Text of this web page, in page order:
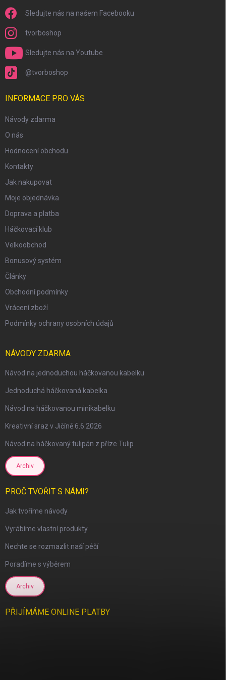
Sledujte nás na našem Facebooku
tvorboshop
Sledujte nás na Youtube
@tvorboshop
INFORMACE PRO VÁS
Návody zdarma
O nás
Hodnocení obchodu
Kontakty
Jak nakupovat
Moje objednávka
Doprava a platba
Háčkovací klub
Velkoobchod
Bonusový systém
Články
Obchodní podmínky
Vrácení zboží
Podmínky ochrany osobních údajů
NÁVODY ZDARMA
Návod na jednoduchou háčkovanou kabelku
Jednoduchá háčkovaná kabelka
Návod na háčkovanou minikabelku
Kreativní sraz v Jičíně 6.6.2026
Návod na háčkovaný tulipán z příze Tulip
Archiv
PROČ TVOŘIT S NÁMI?
Jak tvoříme návody
Vyrábíme vlastní produkty
Nechte se rozmazlit naší péčí
Poradíme s výběrem
Archiv
PŘIJÍMÁME ONLINE PLATBY